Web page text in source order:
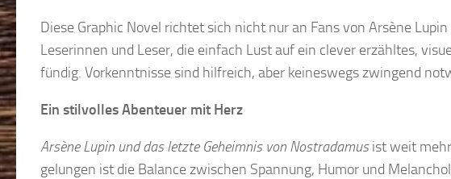
Diese Graphic Novel richtet sich nicht nur an Fans von Arsène
Leserinnen und Leser, die einfach Lust auf ein clever erzähltes,
fündig. Vorkenntnisse sind hilfreich, aber keineswegs zwingend
Ein stilvolles Abenteuer mit Herz
Arsène Lupin und das letzte Geheimnis von Nostradamusist weit mehr
gelungen ist die Balance zwischen Spannung, Humor und